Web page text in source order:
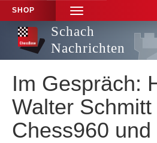
SHOP
TOGGLE
NAVIGATION
Schach
Nachrichten
Im Gespräch:
Walter
Chess960